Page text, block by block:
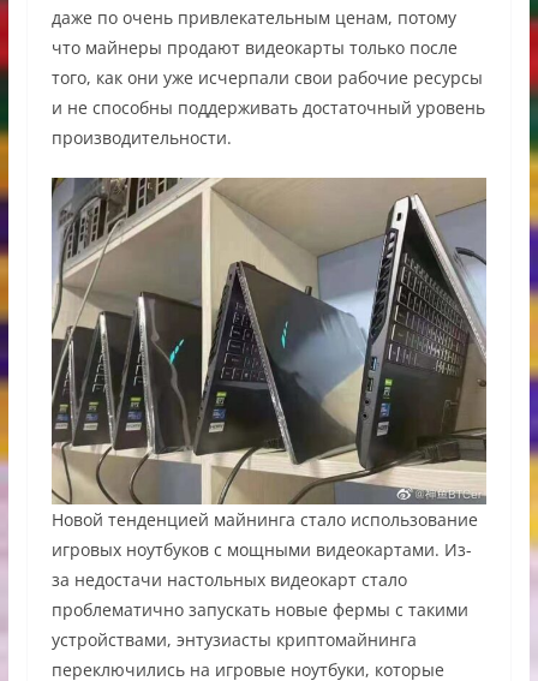
даже по очень привлекательным ценам, потому
что майнеры продают видеокарты только после
того, как они уже исчерпали свои рабочие ресурсы
и не способны поддерживать достаточный уровень
производительности.
Новой тенденцией майнинга стало использование
игровых ноутбуков с мощными видеокартами. Из-
за недостачи настольных видеокарт стало
проблематично запускать новые фермы с такими
устройствами, энтузиасты криптомайнинга
переключились на игровые ноутбуки, которые